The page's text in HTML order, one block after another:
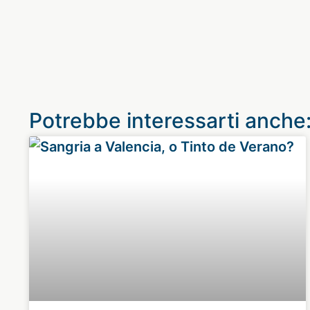
Potrebbe interessarti